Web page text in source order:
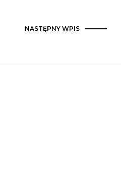
NASTĘPNY WPIS